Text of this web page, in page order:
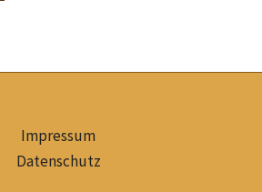
Impressum
Datenschutz